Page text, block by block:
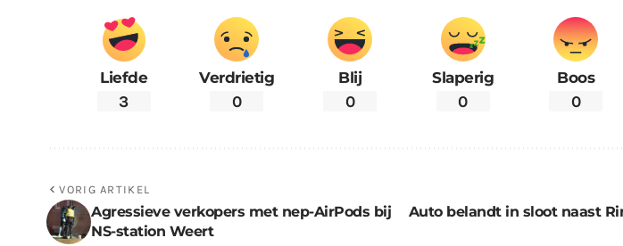
Liefde
3
Verdrietig
0
Blij
0
Slaperig
0
Boos
0
VORIG ARTIKEL
Agressieve verkopers met nep-AirPods bij
NS-station Weert
Auto belandt in sloot naast